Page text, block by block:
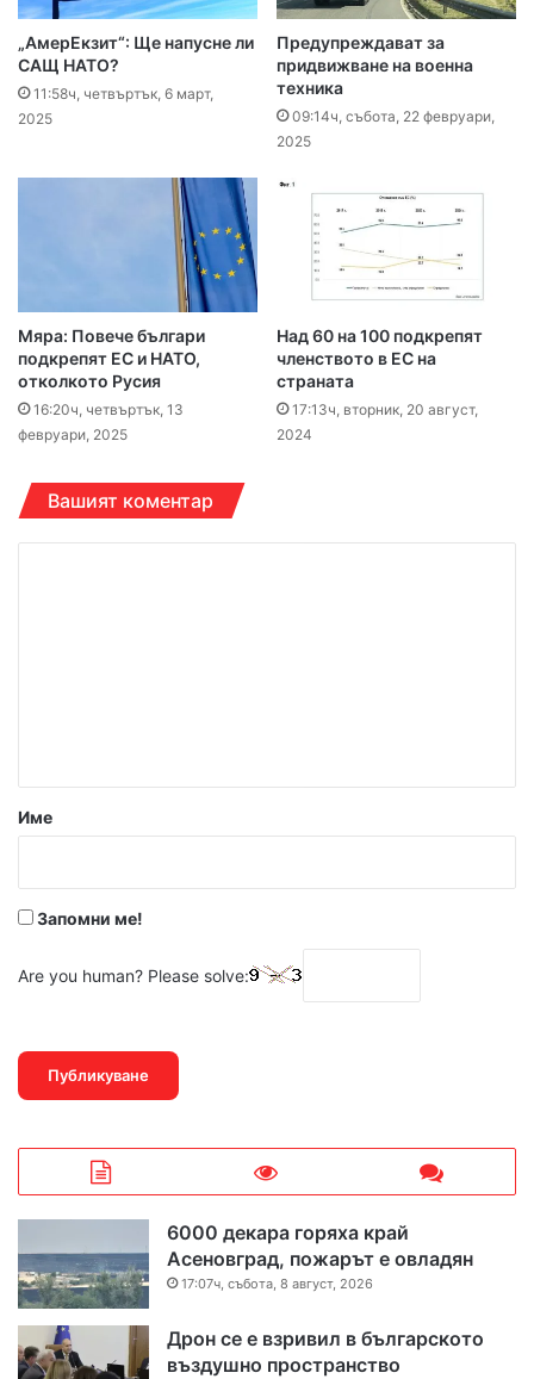
„АмерЕкзит“: Ще напусне ли
САЩ НАТО?
11:58ч, четвъртък, 6 март,
2025
Предупреждават за
придвижване на военна
техника
09:14ч, събота, 22 февруари,
2025
Мяра: Повече българи
подкрепят ЕС и НАТО,
отколкото Русия
16:20ч, четвъртък, 13
февруари, 2025
Над 60 на 100 подкрепят
членството в ЕС на
страната
17:13ч, вторник, 20 август,
2024
Вашият коментар
р
Име
Запомни ме!
Are you human? Please solve:
6000 декара горяха край
Асеновград, пожарът е овладян
17:07ч, събота, 8 август, 2026
Дрон се е взривил в българското
въздушно пространство